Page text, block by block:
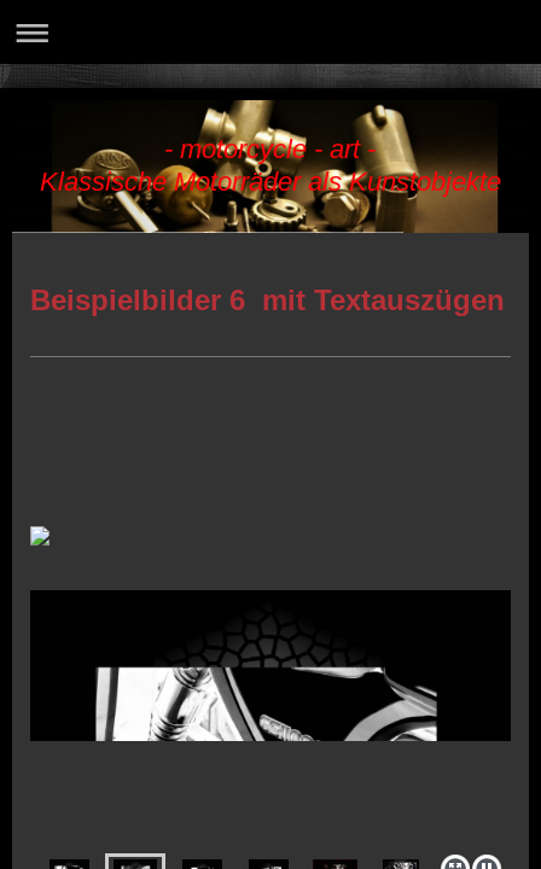
- motorcycle - art -
Klassische Motorräder als Kunstobjekte
- 05605-8064434 -
Beispielbilder 6 mit Textauszügen